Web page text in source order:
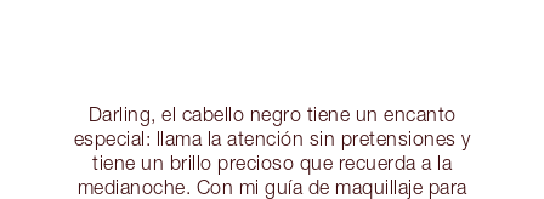
Darling, el cabello negro tiene un encanto
especial: llama la atención sin pretensiones y
tiene un brillo precioso que recuerda a la
medianoche. Con mi guía de maquillaje para